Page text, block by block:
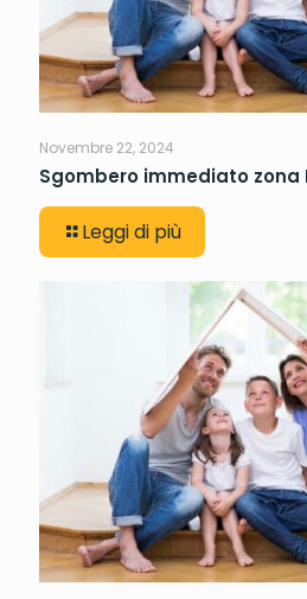
Novembre 22, 2024
Sgombero immediato zona
Leggi di più